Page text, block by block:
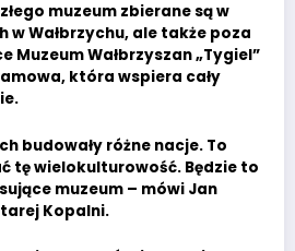
muzeum zbierane są w
Wałbrzychu, ale także poza
Muzeum Wałbrzyszan „Tygiel”
która wspiera cały
budowały różne nacje. To
tę wielokulturowość. Będzie to
muzeum – mówi Jan
Kopalni.